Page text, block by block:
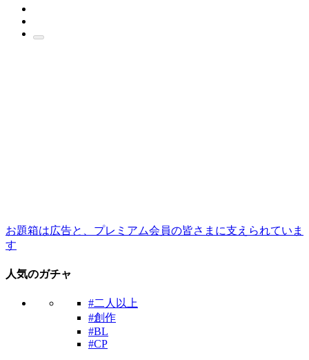
お題箱は広告と、プレミアム会員の皆さまに支えられていま
す
人気のガチャ
#二人以上
#創作
#BL
#CP